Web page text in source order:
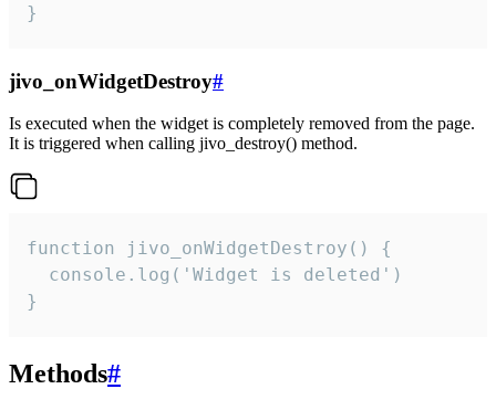
}
jivo_onWidgetDestroy#
Is executed when the widget is completely removed from the page.
It is triggered when calling jivo_destroy() method.
function jivo_onWidgetDestroy() {
  console.log('Widget is deleted')
}
Methods#